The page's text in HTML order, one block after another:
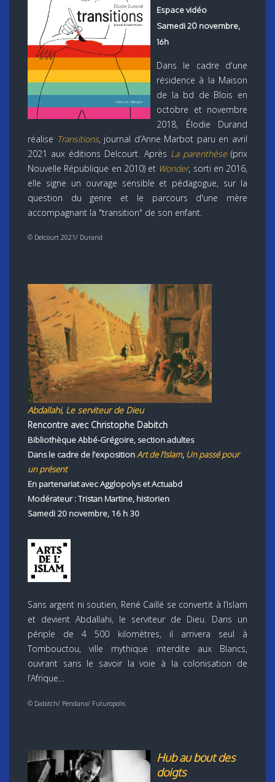
Espace vidéo
Samedi 20 novembre,
16h
Dans le cadre d'une
résidence à la Maison
de la bd de Blois en
octobre et novembre
2018, Élodie Durand
réalise Transitions, journal d’Anne Marbot paru en avril
2021 aux éditions Delcourt. Après La parenthèse(prix
Nouvelle République en 2010) et Wonder, sorti en 2016,
elle signe un ouvrage sensible et pédagogue, sur la
question du genre et le parcours d'une mère
accompagnant la "transition" de son enfant.
© Delcourt 2021/ Durand
Abdallahi, Le serviteur de Dieu
Rencontre avec Christophe Dabitch
Bibliothèque Abbé-Grégoire, section adultes
Dans le cadre de l’expositionArt de l’Islam, Un passé pour
un présent
En partenariat avec Agglopolys et Actuabd
Modérateur : Tristan Martine, historien
Samedi 20 novembre, 16 h 30
Sans argent ni soutien, René Caillé se convertit à l’Islam
et devient Abdallahi, le serviteur de Dieu. Dans un
périple de 4 500 kilomètres, il arrivera seul à
Tombouctou, ville mythique interdite aux Blancs,
ouvrant sans le savoir la voie à la colonisation de
l’Afrique…
© Dabitch/ Pendanx/ Futuropolis
Hub au bout des
doigts